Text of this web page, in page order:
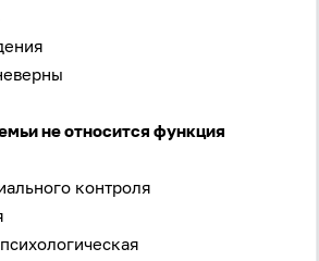
не относится функция
контроля